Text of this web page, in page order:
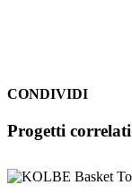
CONDIVIDI
Facebook
LinkedIn
WhatsApp
Pinterest
Email
Progetti correlati